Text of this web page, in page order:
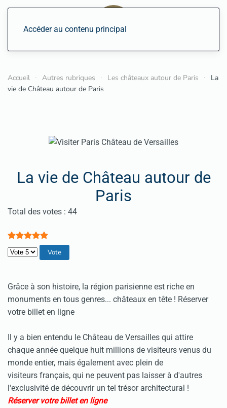
Accéder au contenu principal
Accueil Autres rubriques Les châteaux autour de Paris
La
vie de Château autour de Paris
La vie de Château autour de
Paris
Vote utilisateur:5/
Total des votes : 44
Veuillez voter
Grâce à son histoire, la région parisienne est riche en
monuments en tous genres... châteaux en tête ! Réserver
votre billet en ligne
Il y a bien entendu le Château de Versailles qui attire
chaque année quelque huit millions de visiteurs venus du
monde entier, mais également avec plein de
visiteurs français, qui ne peuvent pas laisser à d'autres
l'exclusivité de découvrir un tel trésor architectural !
Réserver votre billet en ligne